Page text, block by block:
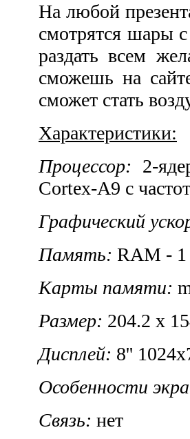
На любой
смотрятся шары
раздать всем
сможешь на
сможет стать
Характеристики:
Процессор: 2-
Cortex-A9 с
Графический
Память: RAM - 1
Карты памяти:
Размер: 204.2 x
Дисплей: 8''
Особенности
Связь: нет